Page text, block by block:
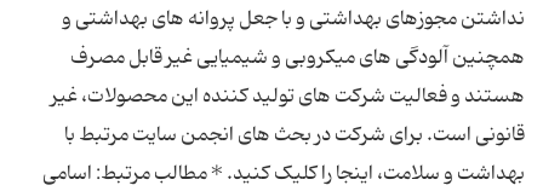
نداشتن مجوزهای بهداشتی و با جعل پروانه‌ های بهداشتی و
همچنین آلودگی ‌های میکروبی و شیمیایی غیر قابل مصرف
هستند و فعالیت شرکت ‌های تولید کننده این محصولات، غیر
قانونی است. برای شرکت در بحث های انجمن سایت مرتبط با
بهداشت و سلامت، اینجا را کلیک کنید. * مطالب مرتبط: اسامی